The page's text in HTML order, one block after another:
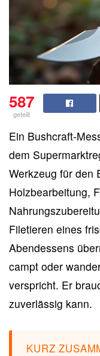
587
geteilt
Ein Bushcraft-
dem
Werkzeug für den
Holzbearbeitung,
Filetieren eines
Abendessens
campt oder
verspricht. Er
zuverlässig kann.
KURZ